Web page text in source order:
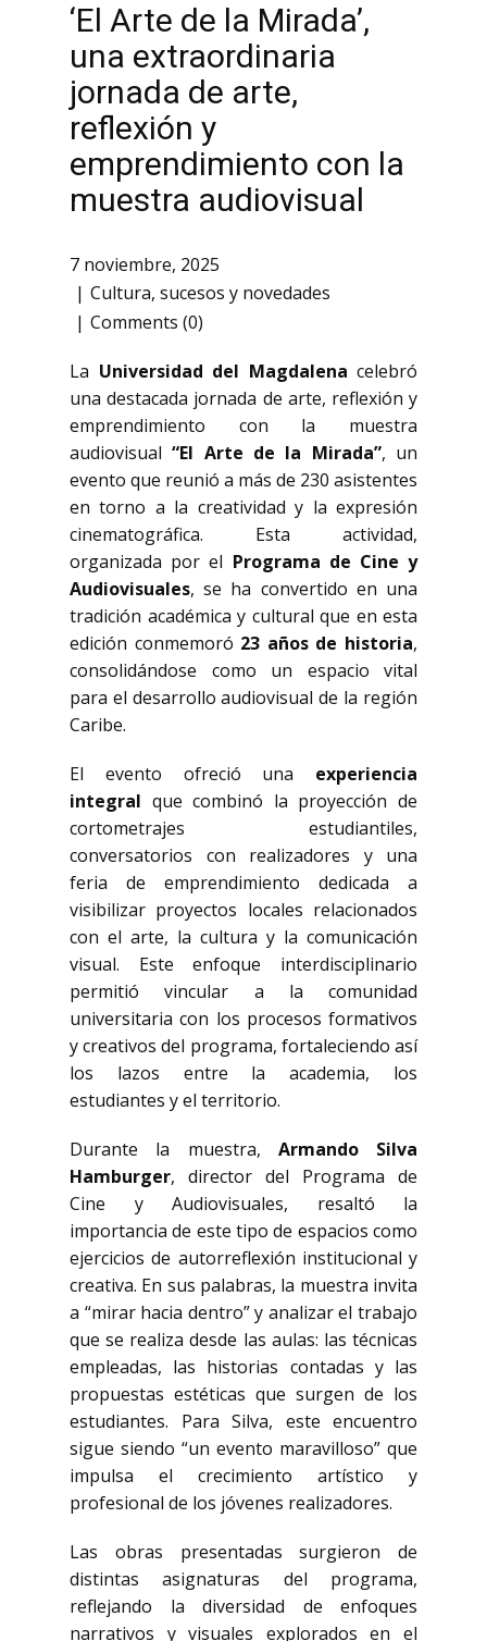
‘El Arte de la Mirada’,
una extraordinaria
jornada de arte,
reflexión y
emprendimiento con la
muestra audiovisual
7 noviembre, 2025
Cultura, sucesos y novedades
Comments (0)
La Universidad del Magdalena celebró
una destacada jornada de arte, reflexión y
emprendimiento con la muestra
audiovisual“El Arte de la Mirada”, un
evento que reunió a más de 230 asistentes
en torno a la creatividad y la expresión
cinematográfica. Esta actividad,
organizada por el Programa de Cine y
Audiovisuales, se ha convertido en una
tradición académica y cultural que en esta
edición conmemoró 23 años de historia,
consolidándose como un espacio vital
para el desarrollo audiovisual de la región
Caribe.
El evento ofreció una experiencia
integral que combinó la proyección de
cortometrajes estudiantiles,
conversatorios con realizadores y una
feria de emprendimiento dedicada a
visibilizar proyectos locales relacionados
con el arte, la cultura y la comunicación
visual. Este enfoque interdisciplinario
permitió vincular a la comunidad
universitaria con los procesos formativos
y creativos del programa, fortaleciendo así
los lazos entre la academia, los
estudiantes y el territorio.
Durante la muestra, Armando Silva
Hamburger, director del Programa de
Cine y Audiovisuales, resaltó la
importancia de este tipo de espacios como
ejercicios de autorreflexión institucional y
creativa. En sus palabras, la muestra invita
a “mirar hacia dentro” y analizar el trabajo
que se realiza desde las aulas: las técnicas
empleadas, las historias contadas y las
propuestas estéticas que surgen de los
estudiantes. Para Silva, este encuentro
sigue siendo “un evento maravilloso” que
impulsa el crecimiento artístico y
profesional de los jóvenes realizadores.
Las obras presentadas surgieron de
distintas asignaturas del programa,
reflejando la diversidad de enfoques
narrativos y visuales explorados en el